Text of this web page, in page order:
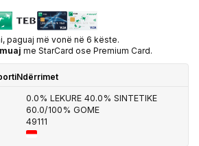
paguaj më vonë në 6 këste.
me StarCard ose Premium Card.
Ndërrimet
0.0% LEKURE 40.0% SINTETIKE
60.0/100% GOME
49111